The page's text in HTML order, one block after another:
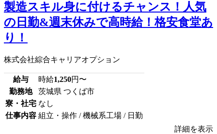
製造スキル身に付けるチャンス！人気
の日勤&週末休みで高時給！格安食堂あ
り！
株式会社綜合キャリアオプション
給与 時給1,250円〜
勤務地
茨城県 つくば市
寮・社宅 なし
仕事内容 組立・操作 / 機械系工場 / 日勤
詳細を表示